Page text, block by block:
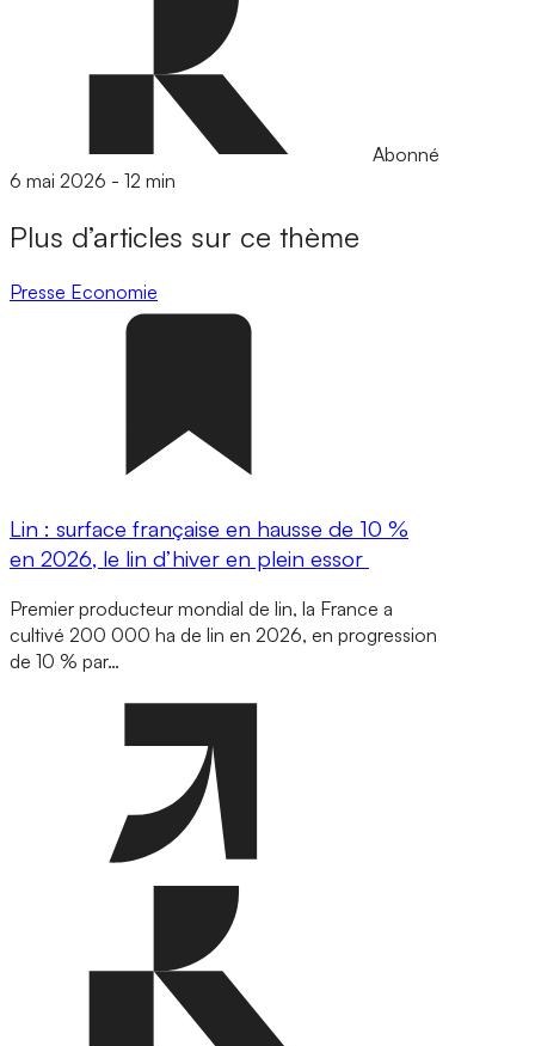
Abonné
6 mai 2026 - 12 min
Plus d’articles sur ce thème
Presse Economie
Lin : surface française en hausse de 10 %
en 2026, le lin d’hiver en plein essor
Premier producteur mondial de lin, la France a
cultivé 200 000 ha de lin en 2026, en progression
de 10 % par…